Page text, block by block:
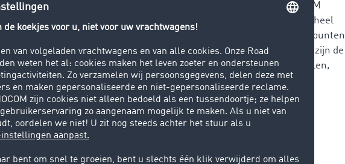
zijn gebaseerd op de invoer van vrachtaanbiedingen in de TIMOCOM
vijf jaar. De Marketplace wordt gebruikt door 55.000 klanten uit heel
1 miljoen vracht- en laadruimteaanbiedingen plaatsen. De uitgangspunten
zijn uitsluitend vracht uit Oostenrijk. Volgens deze gegevens zijn de
momenteel Duitsland, Italië, Oostenrijk, Hongarije, Frankrijk, Polen,
en Zwitserland. De grafiek toont hoe het belang van deze tien
de afgelopen vijf jaar heeft ontwikkeld.
Gburek, Head of Business Affairs bij TIMOCOM: